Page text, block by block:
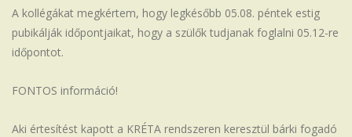
A kollégákat megkértem, hogy legkésőbb 05.08. péntek estig
pubikálják időpontjaikat, hogy a szülők tudjanak foglalni 05.12-re
időpontot.
FONTOS információ!
Aki értesítést kapott a KRÉTA rendszeren keresztül bárki fogadó